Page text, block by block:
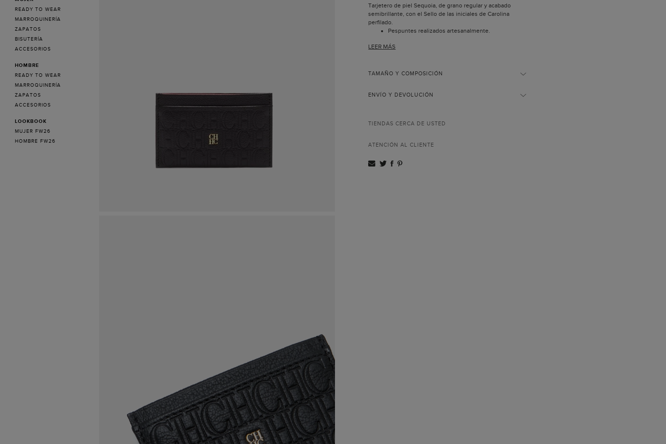
READY TO WEAR
MARROQUINERÍA
ZAPATOS
BISUTERÍA
ACCESORIOS
HOMBRE
READY TO WEAR
MARROQUINERÍA
ZAPATOS
ACCESORIOS
LOOKBOOK
MUJER FW26
HOMBRE FW26
Tarjetero de piel Sequoia, de grano regular y acabado
semibrillante, con el Sello de las iniciales de Carolina
perfilado.
Pespuntes realizados artesanalmente.
tarjetas.
nuestros productos son de origen europeo.
inspirada en el estilo de vida y labor creativa de las editoras
confiere un carácter único.
LEER MÁS
TAMAÑO Y COMPOSICIÓN
ENVÍO Y DEVOLUCIÓN
TIENDAS CERCA DE USTED
ATENCIÓN AL CLIENTE